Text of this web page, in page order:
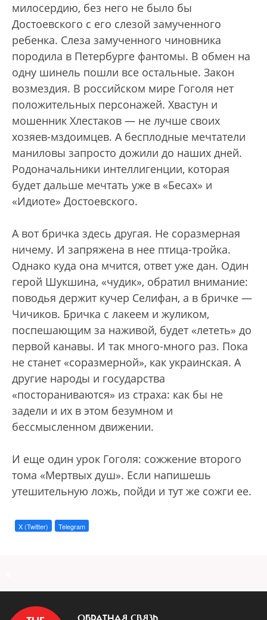
милосердию, без него не было бы
Достоевского с его слезой замученного
ребенка. Слеза замученного чиновника
породила в Петербурге фантомы. В обмен на
одну шинель пошли все остальные. Закон
возмездия. В российском мире Гоголя нет
положительных персонажей. Хвастун и
мошенник Хлестаков — не лучше своих
хозяев-мздоимцев. А бесплодные мечтатели
маниловы запросто дожили до наших дней.
Родоначальники интеллигенции, которая
будет дальше мечтать уже в «Бесах» и
«Идиоте» Достоевского.
А вот бричка здесь другая. Не соразмерная
ничему. И запряжена в нее птица-тройка.
Однако куда она мчится, ответ уже дан. Один
герой Шукшина, «чудик», обратил внимание:
поводья держит кучер Селифан, а в бричке —
Чичиков. Бричка с лакеем и жуликом,
поспешающим за наживой, будет «лететь» до
первой канавы. И так много-много раз. Пока
не станет «соразмерной», как украинская. А
другие народы и государства
«постораниваются» из страха: как бы не
задели и их в этом безумном и
бессмысленном движении.
И еще один урок Гоголя: сожжение второго
тома «Мертвых душ». Если напишешь
утешительную ложь, пойди и тут же сожги ее.
X (Twitter) Telegram